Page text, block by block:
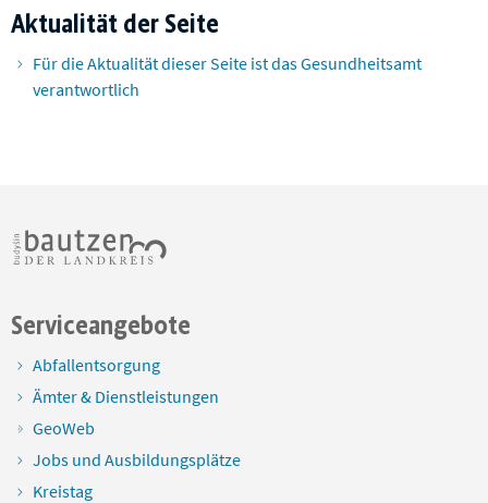
Aktualität der Seite
Für die Aktualität dieser Seite ist das Gesundheitsamt
verantwortlich
Serviceangebote
Abfallentsorgung
Ämter & Dienstleistungen
GeoWeb
Jobs und Ausbildungsplätze
Kreistag